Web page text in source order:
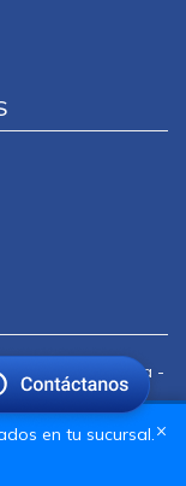
La Victoria Lima -
en tu sucursal.×